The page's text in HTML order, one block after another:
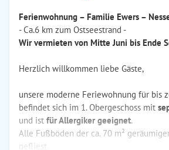
Ferienwohnung – Familie Ewers –
- Ca.6 km zum Ostseestrand -
Wir vermieten von Mitte Juni bis Ende
Herzlich willkommen liebe Gäste,
unsere moderne Feriewohnung für bis
befindet sich im 1. Obergeschoss mit
und ist für Allergiker geeignet.
Alle Fußböden der ca. 70 m²
gefliest.